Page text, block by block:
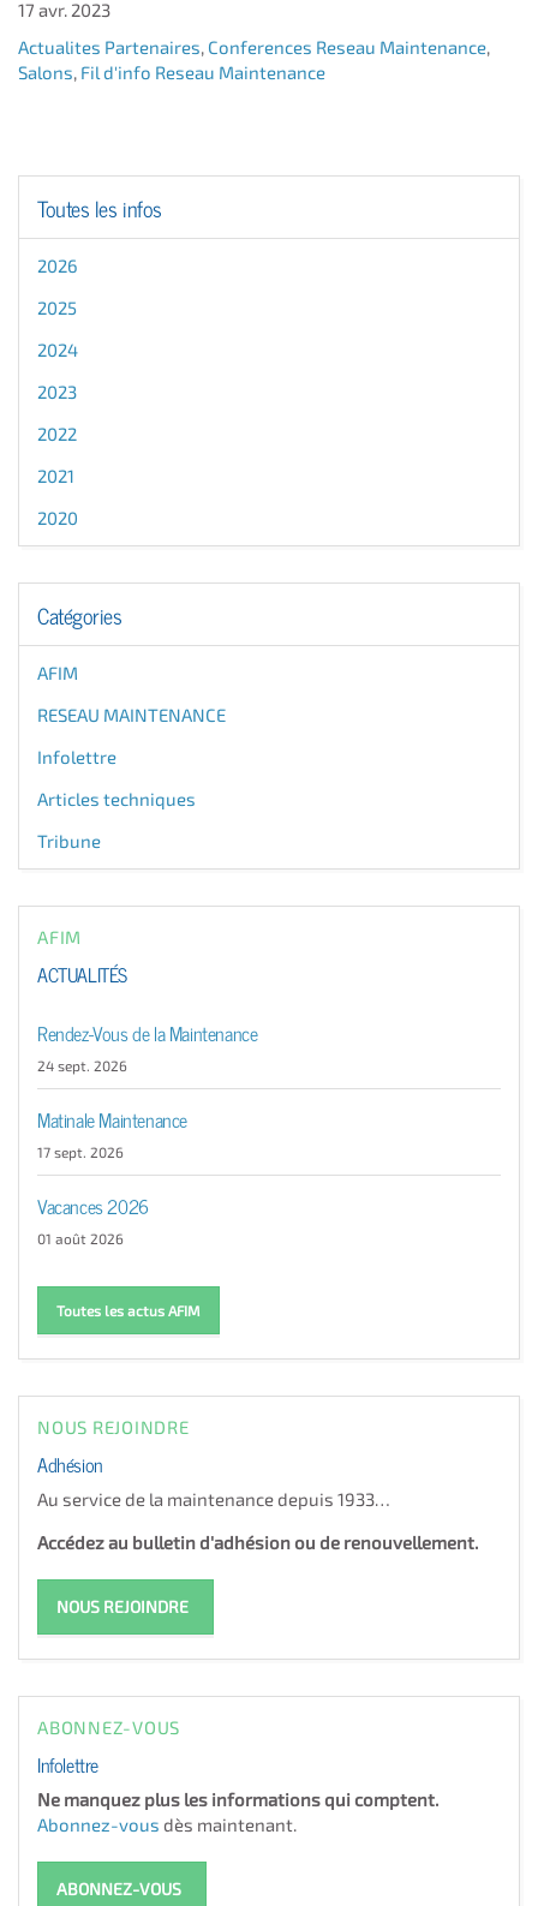
17 avr. 2023
Actualites Partenaires Conferences Reseau Maintenance
Salons Fil d'info Reseau Maintenance
Toutes les infos
2026
2025
2024
2023
2022
2021
2020
Catégories
AFIM
RESEAU MAINTENANCE
Infolettre
Articles techniques
Tribune
AFIM
ACTUALITÉS
Rendez-Vous de la Maintenance
24 sept. 2026
Matinale Maintenance
17 sept. 2026
Vacances 2026
01 août 2026
Toutes les actus AFIM
NOUS REJOINDRE
Adhésion
Au service de la maintenance depuis 1933…
Accédez au bulletin d'adhésion ou de renouvellement.
NOUS REJOINDRE
ABONNEZ-VOUS
Infolettre
Ne manquez plus les informations qui comptent.
Abonnez-vous dès maintenant.
ABONNEZ-VOUS